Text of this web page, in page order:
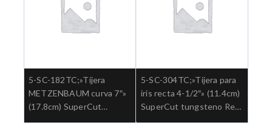
5-SC-182TC;»Tijera
METZENBAUM curva 7″»
(17.8cm) SuperCut
5-SC-304TC;»Tijera para
iris recta 4-1/2″» (11.4cm)
SuperCut tungsteno Ref: